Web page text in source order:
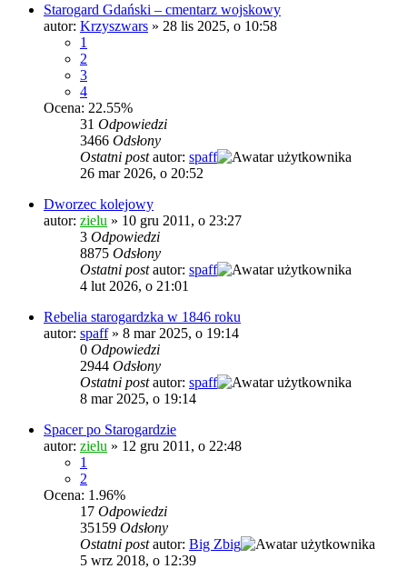
Starogard Gdański – cmentarz wojskowy
autor: Krzyszwars » 28 lis 2025, o 10:58
1
2
3
4
Ocena: 22.55%
31 Odpowiedzi
3466 Odsłony
Ostatni postautor: spaff
26 mar 2026, o 20:52
Dworzec kolejowy
autor: zielu » 10 gru 2011, o 23:27
3 Odpowiedzi
8875 Odsłony
Ostatni postautor: spaff
4 lut 2026, o 21:01
Rebelia starogardzka w 1846 roku
autor: spaff» 8 mar 2025, o 19:14
0 Odpowiedzi
2944 Odsłony
Ostatni postautor: spaff
8 mar 2025, o 19:14
Spacer po Starogardzie
autor: zielu » 12 gru 2011, o 22:48
1
2
Ocena: 1.96%
17 Odpowiedzi
35159 Odsłony
Ostatni postautor: Big Zbig
5 wrz 2018, o 12:39